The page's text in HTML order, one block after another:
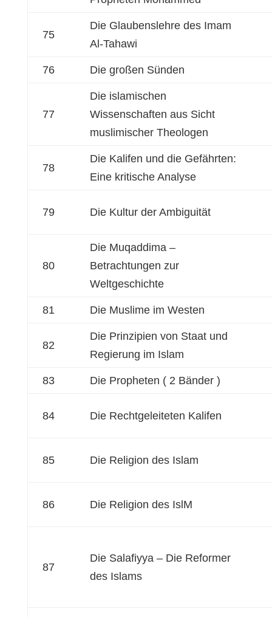
75
Die Glaubenslehre des Imam
Al-Tahawi
76 Die großen Sünden
77
Die islamischen
Wissenschaften aus Sicht
muslimischer Theologen
78
Die Kalifen und die Gefährten:
Eine kritische Analyse
79 Die Kultur der Ambiguität
80
Die Muqaddima –
Betrachtungen zur
Weltgeschichte
81 Die Muslime im Westen
82
Die Prinzipien von Staat und
Regierung im Islam
83 Die Propheten ( 2 Bänder )
84 Die Rechtgeleiteten Kalifen
85 Die Religion des Islam
86 Die Religion des IslM
87
Die Salafiyya – Die Reformer
des Islams